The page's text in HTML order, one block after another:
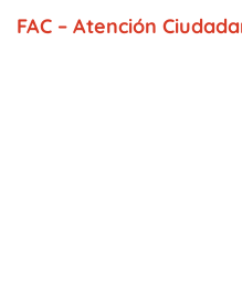
FAC – Atención